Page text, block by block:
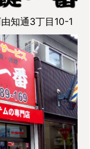
知通3丁目10-1